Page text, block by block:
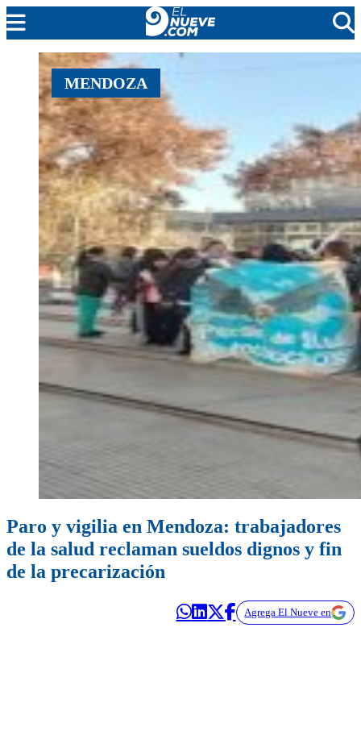
MENDOZA
CADA DÍA
ARGENTINA
NOTICIERO 9
PROTAGONISTAS
EL NUEVE STREAMS
PROGRAMACIÓN
EN VIVO
MENDOZA
Paro y vigilia en Mendoza: trabajadores
de la salud reclaman sueldos dignos y fin
de la precarización
Agrega El Nueve en